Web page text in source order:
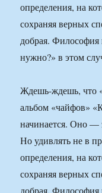
определения, на
сохраняя верных
добрая. Философия
нужно?» в этом
Ждешь-ждешь, что
альбом «чайфов»
начинается. Оно —
Но удивлять не в
определения, на
сохраняя верных